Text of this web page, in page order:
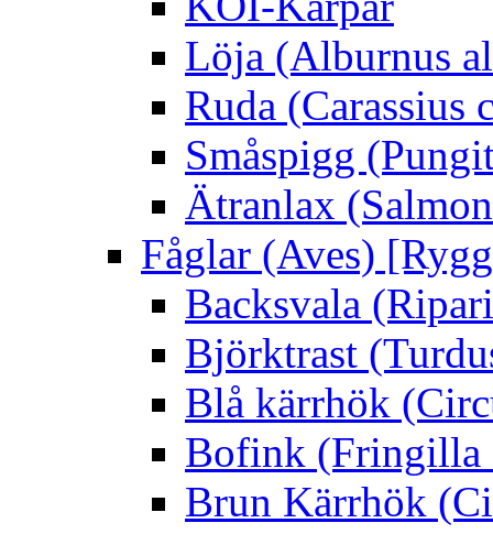
Löja (Alburnus
Ruda (Carassius
Småspigg
Ätranlax
Fåglar (Aves)
Backsvala
Björktrast
Blå kärrhök
Bofink (Fringilla
Brun Kärrhök